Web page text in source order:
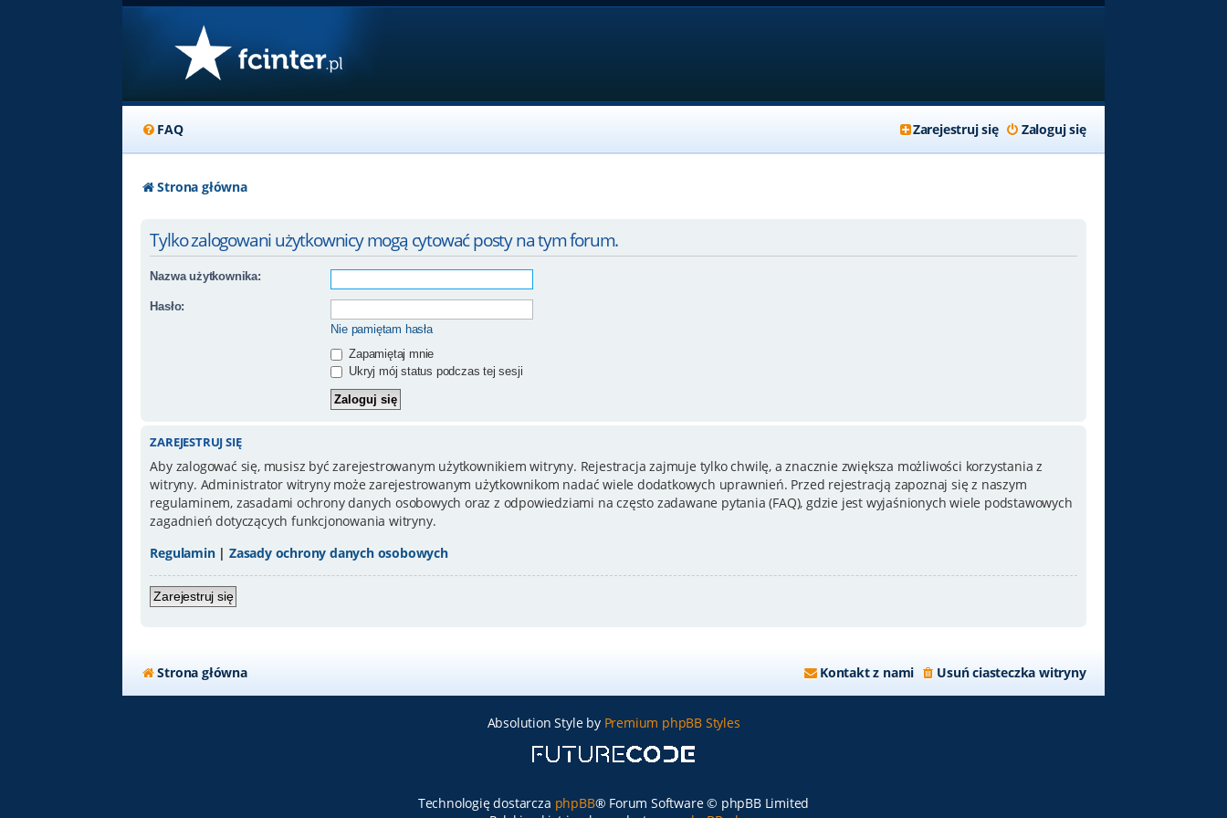
FAQ Zaloguj się
Zarejestruj się
Strona główna
Tylko zalogowani użytkownicy mogą cytować posty na tym forum.
Nazwa użytkownika:
Hasło:
Nie pamiętam hasła
Zapamiętaj mnie
Ukryj mój status podczas tej sesji
ZAREJESTRUJ SIĘ
Aby zalogować się, musisz być zarejestrowanym użytkownikiem witryny. Rejestracja zajmuje tylko chwilę, a znacznie zwiększa możliwości korzystania z
witryny. Administrator witryny może zarejestrowanym użytkownikom nadać wiele dodatkowych uprawnień. Przed rejestracją zapoznaj się z naszym
regulaminem, zasadami ochrony danych osobowych oraz z odpowiedziami na często zadawane pytania (FAQ), gdzie jest wyjaśnionych wiele podstawowych
zagadnień dotyczących funkcjonowania witryny.
Regulamin|Zasady ochrony danych osobowych
Zarejestruj się
Strona główna Usuń ciasteczka witryny
Kontakt z nami
Absolution Style by Premium phpBB Styles
Technologię dostarcza phpBB® Forum Software © phpBB Limited